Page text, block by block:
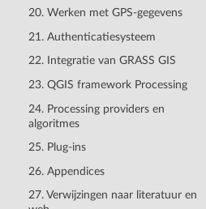
20. Werken met GPS-gegevens
21. Authenticatiesysteem
22. Integratie van GRASS GIS
23. QGIS framework Processing
24. Processing providers en
algoritmes
25. Plug-ins
26. Appendices
27. Verwijzingen naar literatuur en